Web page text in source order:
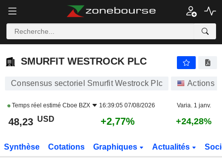
SMURFIT WESTROCK PLC
SMURFIT WESTROCK PLC
Consensus sectoriel Smurfit Westrock Plc Actions
Temps réel estimé Cboe BZX 16:39:05 07/08/2026 Varia. 1 janv.
48,23 USD +2,77% +24,28%
Synthèse Cotations Graphiques Actualités